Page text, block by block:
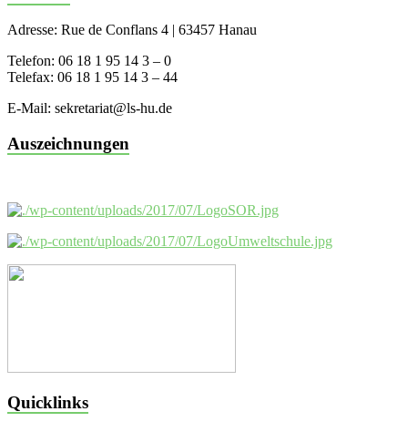
Adresse: Rue de Conflans 4 | 63457 Hanau
Telefon: 06 18 1 95 14 3 – 0
Telefax: 06 18 1 95 14 3 – 44
E-Mail: sekretariat@ls-hu.de
Auszeichnungen
Quicklinks